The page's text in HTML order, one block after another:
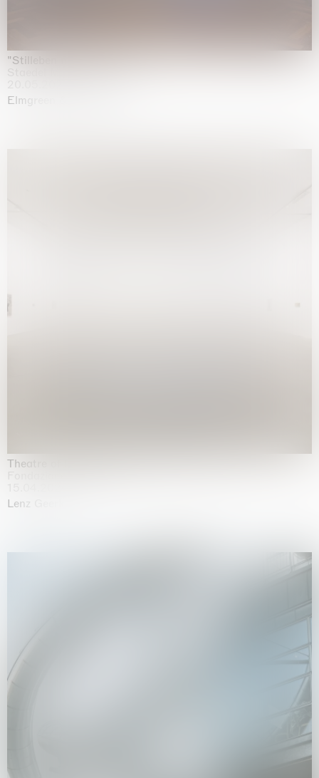
"Stilleben mit Gemüse”
Elmgreen & Dragset
Theatre of the mind
Lenz Geerk